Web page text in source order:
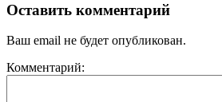
Оставить комментарий
Ваш email не будет опубликован.
Комментарий: